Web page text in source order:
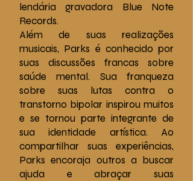
lendária gravadora Blue Note
Records.
Além de suas realizações
musicais, Parks é conhecido por
suas discussões francas sobre
saúde mental. Sua franqueza
sobre suas lutas contra o
transtorno bipolar inspirou muitos
e se tornou parte integrante de
sua identidade artística. Ao
compartilhar suas experiências,
Parks encoraja outros a buscar
ajuda e abraçar suas